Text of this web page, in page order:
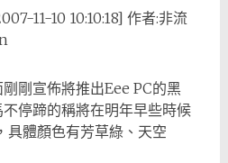
11-10 10:10:18] 作者:非流
宣佈將推出Eee PC的黑
停蹄的稱將在明年早些時候
具體顏色有芳草綠、天空